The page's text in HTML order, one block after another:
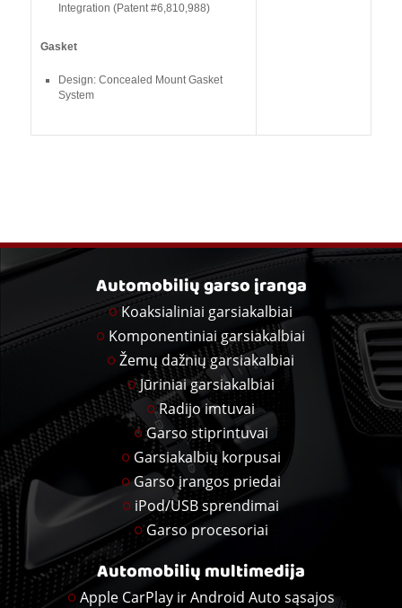
Integration (Patent #6,810,988)
Gasket
Design: Concealed Mount Gasket
System
Automobilių garso įranga
Koaksialiniai garsiakalbiai
Komponentiniai garsiakalbiai
Žemų dažnių garsiakalbiai
Jūriniai garsiakalbiai
Radijo imtuvai
Garso stiprintuvai
Garsiakalbių korpusai
Garso įrangos priedai
iPod/USB sprendimai
Garso procesoriai
Automobilių multimedija
Apple CarPlay ir Android Auto sąsajos